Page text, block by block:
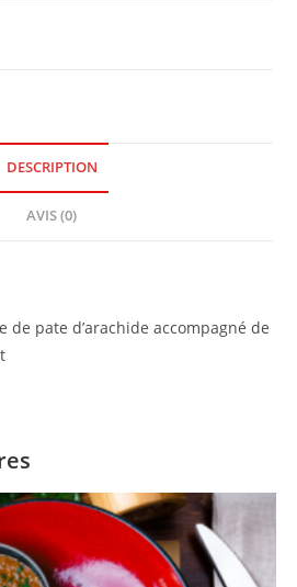
DESCRIPTION
AVIS (0)
de pate d’arachide accompagné de